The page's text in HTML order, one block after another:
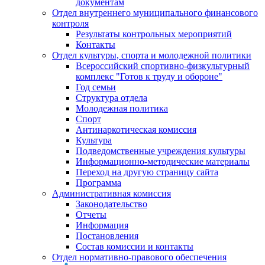
документам
Отдел внутреннего муниципального финансового
контроля
Результаты контрольных мероприятий
Контакты
Отдел культуры, спорта и молодежной политики
Всероссийский спортивно-физкультурный
комплекс "Готов к труду и обороне"
Год семьи
Структура отдела
Молодежная политика
Спорт
Антинаркотическая комиссия
Культура
Подведомственные учреждения культуры
Информационно-методические материалы
Переход на другую страницу сайта
Программа
Административная комиссия
Законодательство
Отчеты
Информация
Постановления
Состав комиссии и контакты
Отдел нормативно-правового обеспечения